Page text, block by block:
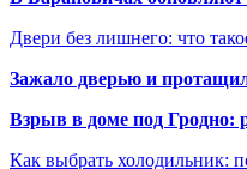
Двери без лишнего: что
Зажало дверью и
Взрыв в доме под Гродно:
Как выбрать холодильник: